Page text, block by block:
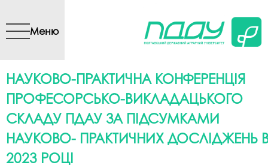
вмісту
Меню
НАУКОВО-ПРАКТИЧНА КОНФЕРЕНЦІЯ
ПРОФЕСОРСЬКО-ВИКЛАДАЦЬКОГО
СКЛАДУ ПДАУ ЗА ПІДСУМКАМИ
НАУКОВО- ПРАКТИЧНИХ ДОСЛІДЖЕНЬ
2023 РОЦІ